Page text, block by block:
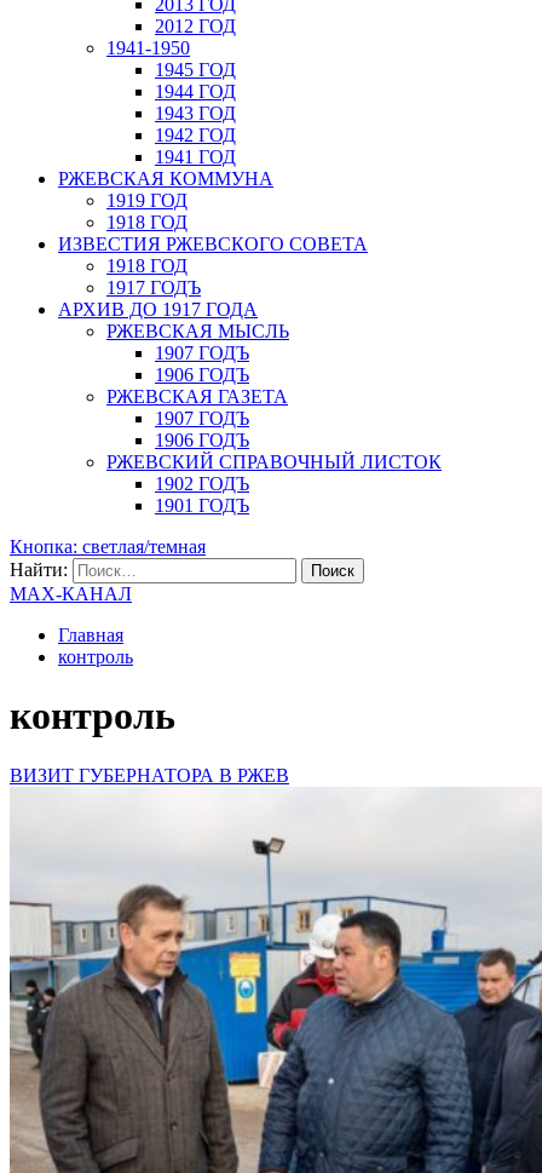
2013 ГОД
2012 ГОД
1941-1950
1945 ГОД
1944 ГОД
1943 ГОД
1942 ГОД
1941 ГОД
РЖЕВСКАЯ КОММУНА
1919 ГОД
1918 ГОД
ИЗВЕСТИЯ РЖЕВСКОГО СОВЕТА
1918 ГОД
1917 ГОДЪ
АРХИВ ДО 1917 ГОДА
РЖЕВСКАЯ МЫСЛЬ
1907 ГОДЪ
1906 ГОДЪ
РЖЕВСКАЯ ГАЗЕТА
1907 ГОДЪ
1906 ГОДЪ
РЖЕВСКИЙ СПРАВОЧНЫЙ ЛИСТОК
1902 ГОДЪ
1901 ГОДЪ
Кнопка: светлая/темная
Найти:
MAX-КАНАЛ
Главная
контроль
контроль
ВИЗИТ ГУБЕРНАТОРА В РЖЕВ